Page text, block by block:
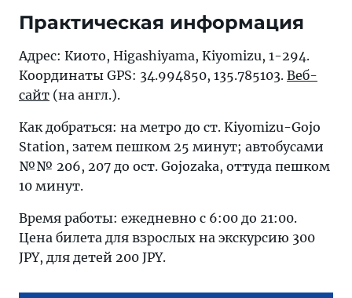
Практическая информация
Адрес: Киото, Higashiyama, Kiyomizu, 1-294.
Координаты GPS: 34.994850, 135.785103. Веб-
сайт (на англ.).
Как добраться: на метро до ст. Kiyomizu-Gojo
Station, затем пешком 25 минут; автобусами
№№ 206, 207 до ост. Gojozaka, оттуда пешком
10 минут.
Время работы: ежедневно с 6:00 до 21:00.
Цена билета для взрослых на экскурсию 300
JPY, для детей 200 JPY.